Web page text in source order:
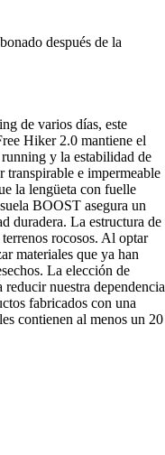
después de la
de varios días, este
Hiker 2.0 mantiene el
y la estabilidad de
transpirable e impermeable
la lengüeta con fuelle
BOOST asegura un
duradera. La estructura de
rocosos. Al optar
materiales que ya han
La elección de
nuestra dependencia
fabricados con una
contienen al menos un 20